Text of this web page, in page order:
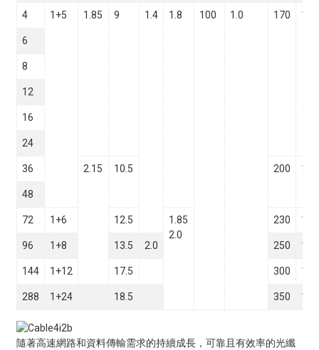
4 1+5 1.85 9 1.4 1.8 100 1.0 170
6
8
12
16
24
36 2.15 10.5 200
48
72 1+6 12.5
1.85
2.0
230
96 1+8 13.5 2.0 250
144 1+12 17.5 300
288 1+24 18.5 350
隨著高速網路和資料傳輸需求的持續成長，可靠且有效率的光纖